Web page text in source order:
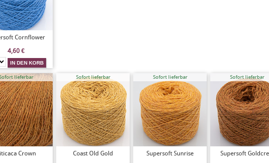
Cornflower
4,60 €
lieferbar
Crown
Sofort lieferbar
Coast Old Gold
Sofort lieferbar
Supersoft Sunrise
Sofort lieferbar
Supersoft